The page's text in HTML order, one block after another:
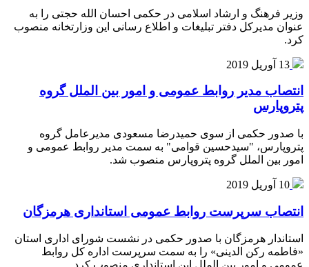
وزیر فرهنگ و ارشاد اسلامی در حکمی احسان الله حجتی را به
عنوان مدیرکل دفتر تبلیغات و اطلاع رسانی این وزارتخانه منصوب
کرد.
13 آوریل 2019
انتصاب مدیر روابط عمومی و امور بین الملل گروه
پتروپارس
با صدور حکمی از سوی حمیدرضا مسعودی مدیرعامل گروه
پتروپارس، "سیدحسین قوامی" به سمت مدیر روابط عمومی و
امور بین الملل گروه پتروپارس منصوب شد.
10 آوریل 2019
انتصاب سرپرست روابط عمومی استانداری هرمزگان
استاندار هرمزگان با صدور حکمی در نشست شورای اداری استان
«فاطمه رکن الدینی» را به سمت سرپرست اداره کل روابط